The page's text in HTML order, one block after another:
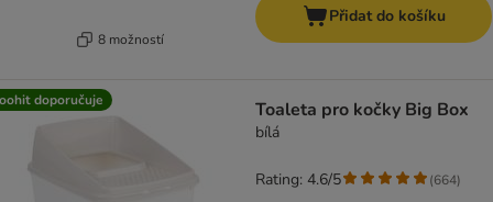
8 možností
Přidat do košíku
doporučuje Toaleta pro kočky Big Box
bílá
Rating: 4.6/5 (664)